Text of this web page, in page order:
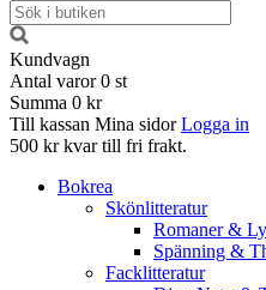
Kundvagn
Antal varor 0 st
Summa 0 kr
Till kassan Mina sidor Logga in
500 kr kvar till fri frakt.
Bokrea
Skönlitteratur
Romaner &
Spänning &
Facklitteratur